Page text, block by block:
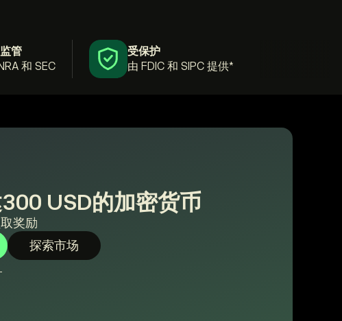
管
和 SEC
受保护
由 FDIC 和 SIPC 提供*
USD的加密货币
奖励
探索市场